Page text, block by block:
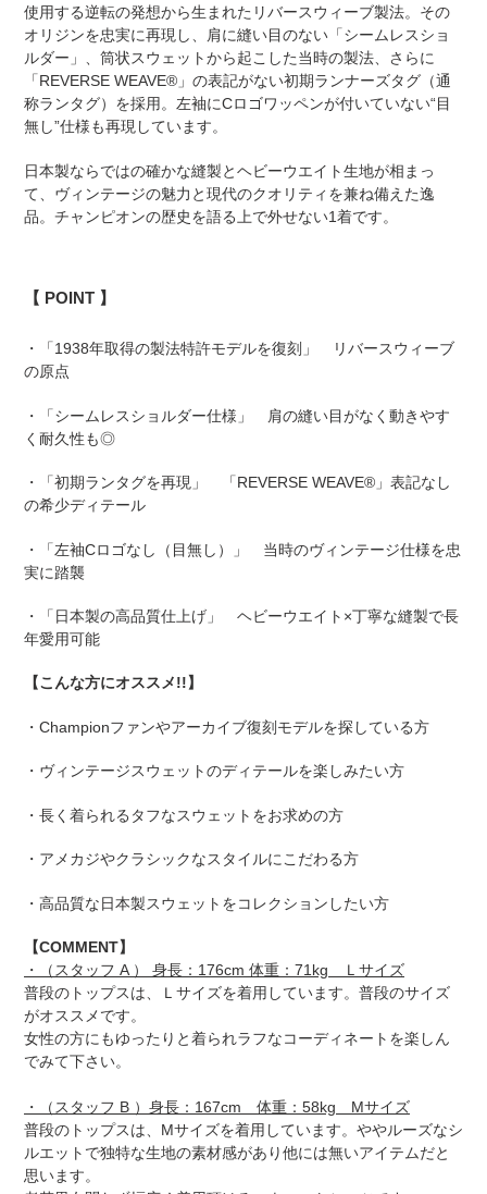
使用する逆転の発想から生まれたリバースウィーブ製法。その
オリジンを忠実に再現し、肩に縫い目のない「シームレスショ
ルダー」、筒状スウェットから起こした当時の製法、さらに
「REVERSE WEAVE®」の表記がない初期ランナーズタグ（通
称ランタグ）を採用。左袖にCロゴワッペンが付いていない“目
無し”仕様も再現しています。
日本製ならではの確かな縫製とヘビーウエイト生地が相まっ
て、ヴィンテージの魅力と現代のクオリティを兼ね備えた逸
品。チャンピオンの歴史を語る上で外せない1着です。
【 POINT 】
・「1938年取得の製法特許モデルを復刻」 リバースウィーブ
の原点
・「シームレスショルダー仕様」 肩の縫い目がなく動きやす
く耐久性も◎
・「初期ランタグを再現」 「REVERSE WEAVE®」表記なし
の希少ディテール
・「左袖Cロゴなし（目無し）」 当時のヴィンテージ仕様を忠
実に踏襲
・「日本製の高品質仕上げ」 ヘビーウエイト×丁寧な縫製で長
年愛用可能
【こんな方にオススメ!!】
・Championファンやアーカイブ復刻モデルを探している方
・ヴィンテージスウェットのディテールを楽しみたい方
・長く着られるタフなスウェットをお求めの方
・アメカジやクラシックなスタイルにこだわる方
・高品質な日本製スウェットをコレクションしたい方
【COMMENT】
・（スタッフ A ） 身長：176cm 体重：71kg Ｌサイズ
普段のトップスは、Ｌサイズを着用しています。普段のサイズ
がオススメです。
女性の方にもゆったりと着られラフなコーディネートを楽しん
でみて下さい。
・（スタッフ B ）身長：167cm 体重：58kg Mサイズ
普段のトップスは、Mサイズを着用しています。ややルーズなシ
ルエットで独特な生地の素材感があり他には無いアイテムだと
思います。